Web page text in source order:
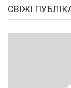
СВІЖІ